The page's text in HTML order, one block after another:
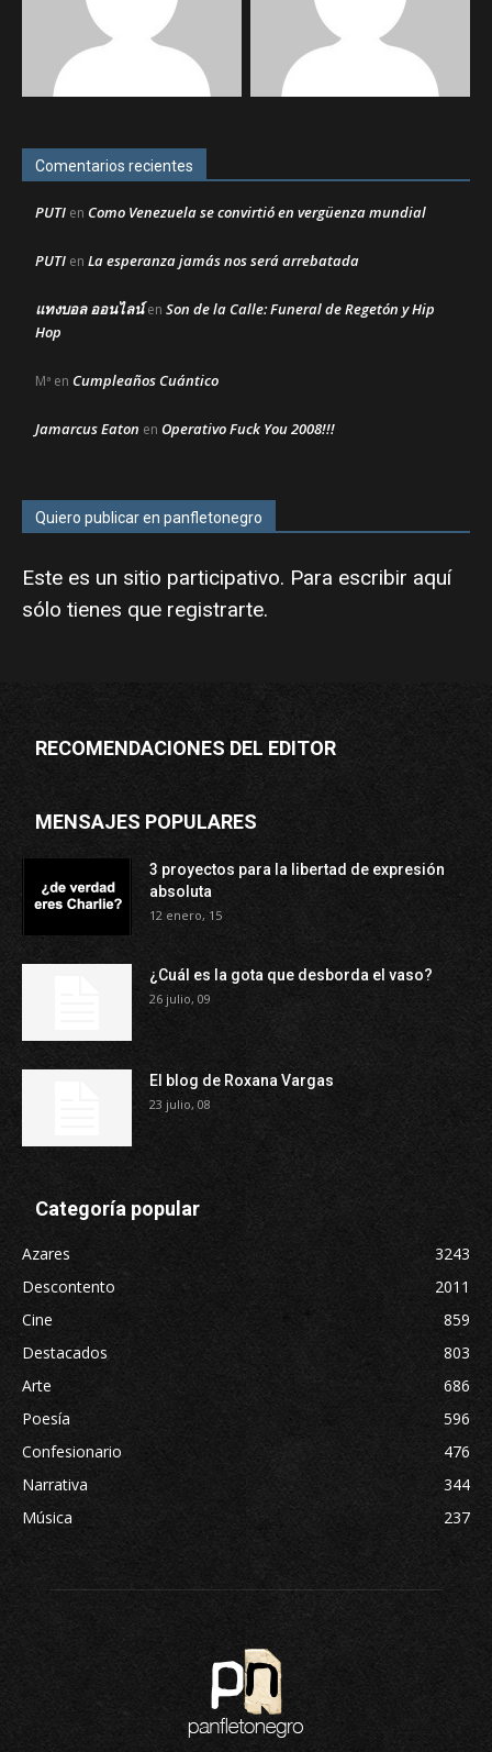
Comentarios recientes
PUTI en Como Venezuela se convirtió en vergüenza mundial
PUTI en La esperanza jamás nos será arrebatada
แทงบอล ออนไลน์en Son de la Calle: Funeral de Regetón y Hip
Hop
Mª en Cumpleaños Cuántico
Jamarcus Eaton en Operativo Fuck You 2008!!!
Quiero publicar en panfletonegro
Este es un sitio participativo. Para escribir aquí
sólo tienes que registrarte.
RECOMENDACIONES DEL EDITOR
MENSAJES POPULARES
3 proyectos para la libertad de expresión
absoluta
12 enero, 15
¿Cuál es la gota que desborda el vaso?
26 julio, 09
El blog de Roxana Vargas
23 julio, 08
Categoría popular
Azares
3243
Descontento
2011
Cine
859
Destacados
803
Arte
686
Poesía
596
Confesionario
476
Narrativa
344
Música
237